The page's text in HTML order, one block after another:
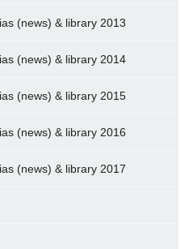
(news) & library 2013
(news) & library 2014
(news) & library 2015
(news) & library 2016
(news) & library 2017